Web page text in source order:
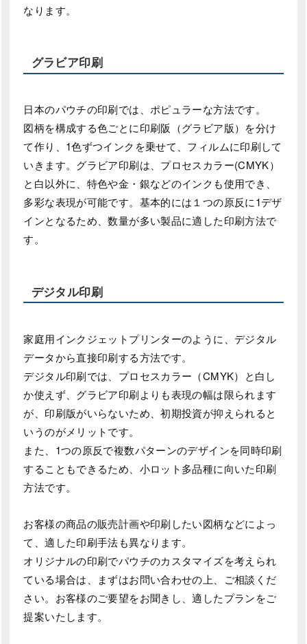
なります。
グラビア印刷
日本のパウチの印刷では、ポピュラーな方法です。
図柄を構成する色ごとに印刷阪（グラビア版）を分け
て作り、1色ずつインクを乗せて、フィルムに印刷して
いきます。グラビア印刷は、プロセスカラー(CMYK）
と白以外に、特色や金・銀などのインクも使用でき、
多彩な表現が可能です。基本的には１つの原反に1デザ
インとなるため、数量が多い製品に適した印刷方法で
す。
デジタル印刷
家庭用インクジェットプリンターのように、デジタル
データから直接印刷する方法です。
デジタル印刷では、プロセスカラー（CMYK）と白し
か使えず、グラビア印刷よりも表現の幅は限られます
が、印刷版がいらないため、初期投資が抑えられると
いうのがメリットです。
また、1つの原反で複数パターンのデザインを同時印刷
することもできるため、小ロット多品種に向いた印刷
方法です。
お客様の商品の販売計画や印刷したい図柄などによっ
て、適した印刷手法も異なります。
オリジナルの印刷でパウチのカスタマイズを考えられ
ている場合は、まずはお問い合わせの上、ご相談くだ
さい。お客様のご要望をお聞きし、適したプランをご
提案いたします。